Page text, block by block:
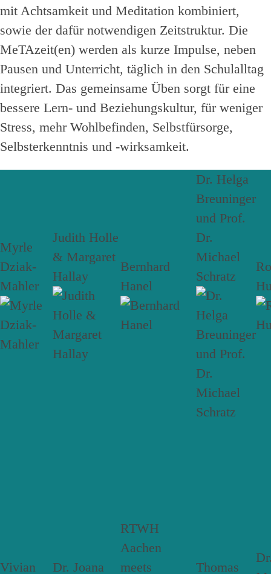
mit Achtsamkeit und Meditation kombiniert,
sowie der dafür notwendigen Zeitstruktur. Die
MeTAzeit(en) werden als kurze Impulse, neben
Pausen und Unterricht, täglich in den Schulalltag
integriert. Das gemeinsame Üben sorgt für eine
bessere Lern- und Beziehungskultur, für weniger
Stress, mehr Wohlbefinden, Selbstfürsorge,
Selbsterkenntnis und -wirksamkeit.
Myrle
Dziak-
Mahler
Judith Holle
& Margaret
Hallay
Bernhard
Hanel
Dr. Helga
Breuninger
und Prof.
Dr.
Michael
Schratz
Vivian
Dr. Joana
RTWH
Aachen
meets
Thomas